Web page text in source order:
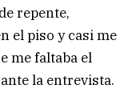
repente,
el piso y casi me
me faltaba el
la entrevista.